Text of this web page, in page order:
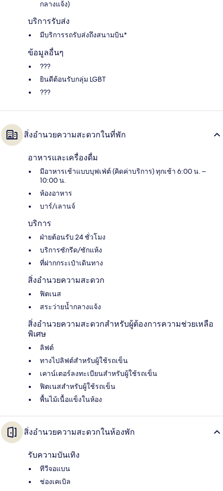
กลางแจ้ง)
บริการรับส่ง
มีบริการรถรับส่งถึงสนามบิน*
ข้อมูลอื่นๆ
???
ยินดีต้อนรับกลุ่ม LGBT
???
สิ่งอำนวยความสะดวกในที่พัก
อาหารและเครื่องดื่ม
มีอาหารเช้าแบบบุฟเฟ่ต์ (คิดค่าบริการ) ทุกเช้า 6:00 น. –
10:00 น.
ห้องอาหาร
บาร์/เลานจ์
บริการ
ฝ่ายต้อนรับ 24 ชั่วโมง
บริการซักรีด/ซักแห้ง
ที่ฝากกระเป๋าเดินทาง
สิ่งอำนวยความสะดวก
ฟิตเนส
สระว่ายน้ำกลางแจ้ง
สิ่งอำนวยความสะดวกสำหรับผู้ต้องการความช่วยเหลือ
พิเศษ
ลิฟต์
ทางไปลิฟต์สำหรับผู้ใช้รถเข็น
เคาน์เตอร์ลงทะเบียนสำหรับผู้ใช้รถเข็น
ฟิตเนสสำหรับผู้ใช้รถเข็น
พื้นไม้เนื้อแข็งในห้อง
สิ่งอำนวยความสะดวกในห้องพัก
รับความบันเทิง
ทีวีจอแบน
ช่องเคเบิล